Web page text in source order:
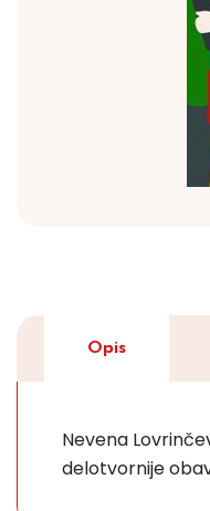
Opis
Nevena
delotvornije